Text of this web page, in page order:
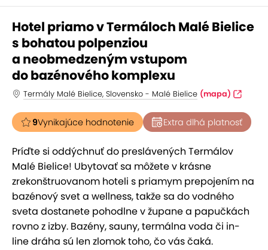
Hotel priamo v Termáloch Malé Bielice
s bohatou polpenziou
a neobmedzeným vstupom
do bazénového komplexu
Termály Malé Bielice, Slovensko - Malé Bielice (mapa)
9Vynikajúce hodnotenie Extra dlhá platnosť
Príďte si oddýchnuť do preslávených Termálov
Malé Bielice! Ubytovať sa môžete v krásne
zrekonštruovanom hoteli s priamym prepojením na
bazénový svet a wellness, takže sa do vodného
sveta dostanete pohodlne v župane a papučkách
rovno z izby. Bazény, sauny, termálna voda či in-
line dráha sú len zlomok toho, čo vás čaká.